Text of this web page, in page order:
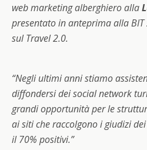
web marketing alberghiero alla
presentato in anteprima alla
sul Travel 2.0.
“Negli ultimi anni stiamo
diffondersi dei social network
grandi opportunità per le
ai siti che raccolgono i giudizi
il 70% positivi.”